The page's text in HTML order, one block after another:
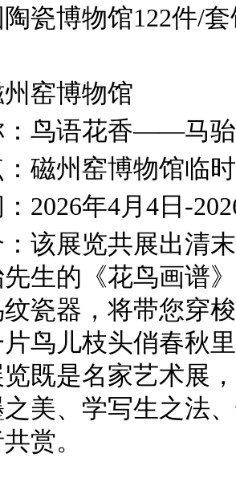
瓷博物馆122件/
窑博物馆
：鸟语花香——马
磁州窑博物馆临
2026年4月4日-
该展览共展出清
生的《花鸟画谱
瓷器，将带您穿
鸟儿枝头俏春秋
既是名家艺术展
美、学写生之法
赏。